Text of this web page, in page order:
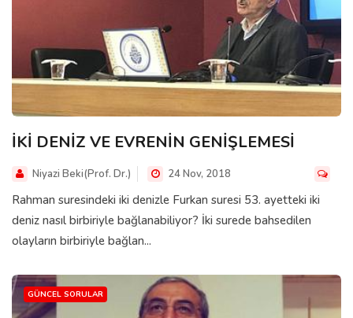
İKİ DENİZ VE EVRENİN GENİŞLEMESİ
Niyazi Beki(Prof. Dr.) 24 Nov, 2018
Rahman suresindeki iki denizle Furkan suresi 53. ayetteki iki
deniz nasıl birbiriyle bağlanabiliyor? İki surede bahsedilen
olayların birbiriyle bağlan...
GÜNCEL SORULAR